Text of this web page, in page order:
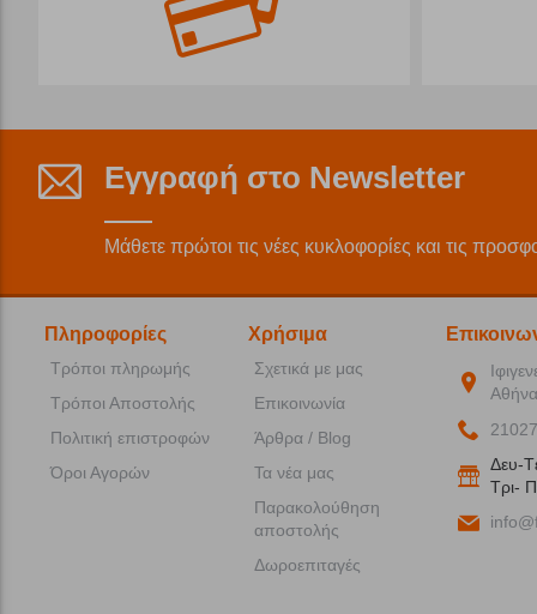
Εγγραφή στο Newsletter
Μάθετε πρώτοι τις νέες κυκλοφορίες και τις
Πληροφορίες
Τρόποι πληρωμής
Τρόποι Αποστολής
Πολιτική επιστροφών
Όροι Αγορών
Χρήσιμα
Σχετικά με μας
Επικοινωνία
Άρθρα / Blog
Τα νέα μας
Παρακολούθηση
αποστολής
Δωροεπιταγές
Δευ-
Tρι-